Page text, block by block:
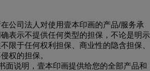
公司法人对使用壹本印画的产品/服务承
表示不提供任何类型的担保，不论是明示
限于任何权利担保、商业性的隐含担保、
权的担保。
面说明，壹本印画提供给您的全部产品和